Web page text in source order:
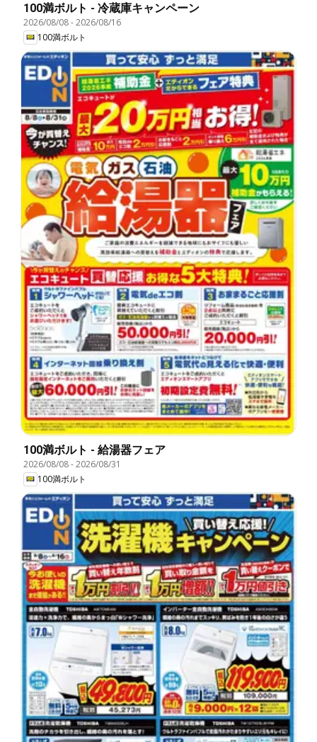
100満ボルト - 冷蔵庫キャンペーン
2026/08/08-2026/08/16
100満ボルト
100満ボルト - 給湯器フェア
2026/08/08-2026/08/31
100満ボルト